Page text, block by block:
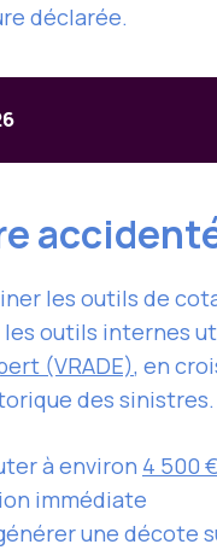
déclarée.
les outils de
les outils internes
(VRADE), en
des sinistres.
à environ 4 500 €
immédiate
une décote